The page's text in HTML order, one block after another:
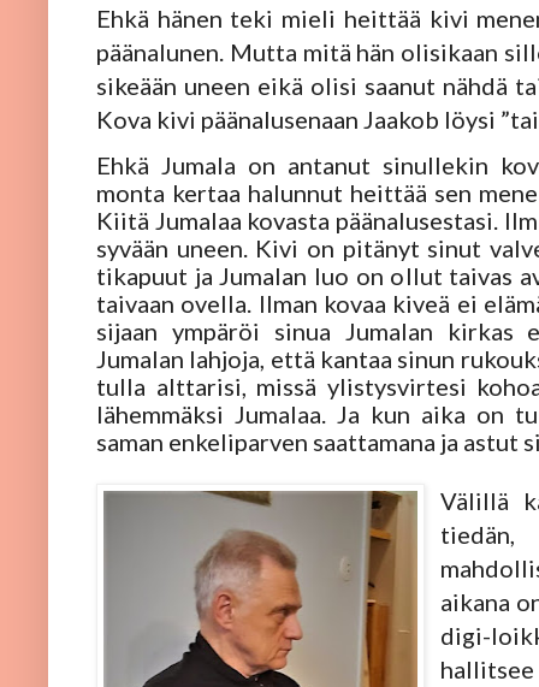
Ehkä hänen teki mieli heittää kivi
päänalunen. Mutta mitä hän olisikaan
sikeään uneen eikä olisi saanut nähdä
Kova kivi päänalusenaan Jaakob löysi
Ehkä Jumala on antanut sinullekin
monta kertaa halunnut heittää sen
Kiitä Jumalaa kovasta päänalusestasi.
syvään uneen. Kivi on pitänyt sinut
tikapuut ja Jumalan luo on ollut taivas
taivaan ovella. Ilman kovaa kiveä ei
sijaan ympäröi sinua Jumalan
Jumalan lahjoja, että kantaa sinun
tulla alttarisi, missä ylistysvirtesi
lähemmäksi Jumalaa. Ja kun aika on
saman enkeliparven saattamana ja astut
Välillä
aikana
digi-